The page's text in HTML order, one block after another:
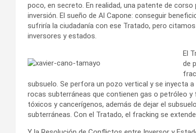
poco, en secreto. En realidad, una patente de
inversión. El sueño de Al Capone: conseguir
sufriría la ciudadanía con ese Tratado, pero
inversores y estados.
El
de
subsuelo. Se perfora un pozo vertical y se inyecta
rocas subterráneas que contienen gas o petróleo
tóxicos y cancerígenos, además de dejar el
subterráneas. Con el Tratado, el fracking se